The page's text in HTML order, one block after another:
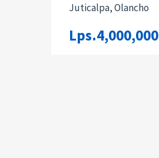
Juticalpa, Olancho
Lps.4,000,000